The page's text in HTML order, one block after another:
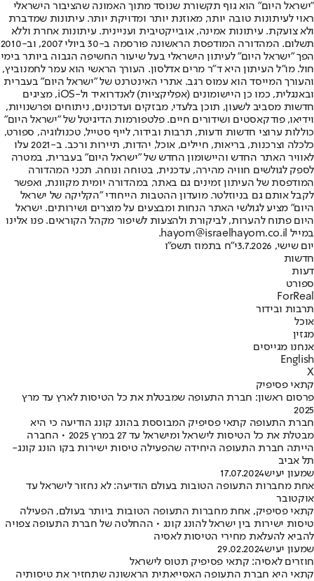
"ישראל היום" הוא גוף תקשורת שנוסד מתוך האמונה שהציבור הישראלי
ראוי לעיתונות טובה יותר, מאוזנת יותר ומדויקת יותר. עיתונות שמדברת
ולא צועקת. עיתונות אמינה, אובייקטיבית ועניינית. עיתונות אחרת וללא
תשלום. המהדורה המודפסת הראשונה פורסמה ב-30 ביולי 2007, וב-2010
הפך "ישראל היום" לעיתון הישראלי בעל שיעור החשיפה הגבוה ביותר בימי
חול. מו"ל העיתון היא ד"ר מרים אדלסון. העורך הראשי הוא עמר לחמנוביץ,
והעורך המייסד הוא עמוס רגב. אתרי האינטרנט של "ישראל היום" בעברית
ובאנגלית, כמו כן היישומונים (אפליקציות) לאנדרואיד ול-iOS, מציגים
חדשות מסביב לשעון, תוכן בלעדי, מבזקים ועדכונים, ניתוחים ופרשנויות,
וידיאו, פודקאסטים ושידורים חיים. פלטפורמות הדיגיטל של "ישראל היום"
כוללות ערוצי חדשות ודעות, תרבות ובידור, לייף סטייל, טכנולוגיה, ספורט,
כלכלה וצרכנות, בריאות, חיילים, אוכל, יהדות, תיירות ורכב. ב-2021 עלו
לאוויר האתר החדש והיישומון החדש של "ישראל היום" בעברית, במטרה
לספק לגולשים חוויה מהירה, עדכנית, בטוחה ונוחה. תכני המהדורה
המודפסת של העיתון זמינים גם באתר, במהדורה יומית מקוונת, ואפשר
לקבל אותם גם בניוזלטר. מועדון ההטבות הייחודי "הקליקה של ישראל
היום" מציע לגולשי האתר הנחות ומבצעים על מוצרים ושירותים. ישראל
היום פתוח להערות, לביקורת ולהצעות לשיפור מקהל הקוראים. פנו אלינו
במייל hayom@israelhayom.co.il.
יום שישי, 3.7.2026
י"ח בתמוז תשפ"ו
חדשות
דעות
ספורט
ForReal
תרבות ובידור
אוכל
מגזין
אנחנו מגייסים
English
X
קתאי פסיפיק
פרסום ראשון: חברת התעופה שמבטלת את כל הטיסות לארץ עד מרץ
2025
חברת התעופה קתאי פסיפיק המבוססת בהונג קונג הודיעה כי היא
מבטלת את כל הטיסות לישראל ומישראל עד 27 במרץ 2025 • החברה
הייתה חברת התעופה היחידה שהפעילה טיסות ישירות בקו הונג קונג-
תל אביב
שמעון יעיש17.07.2024
אחת מחברות התעופה הטובות בעולם הודיעה: לא נחזור לישראל עד
אוקטובר
קתאי פסיפיק, אחת מחברות התעופה הטובות ביותר בעולם, הפעילה
טיסות ישירות בין ישראל להונג קונג • ההחלטה של חברת התעופה צפויה
להביא להעלאת מחירי הטיסות לאסיה
שמעון יעיש29.02.2024
חוזרים לאסיה: קתאי פסיפיק תטוס לישראל
קתאי היא חברת התעופה האסייאתית הראשונה שתחזיר את טיסותיה